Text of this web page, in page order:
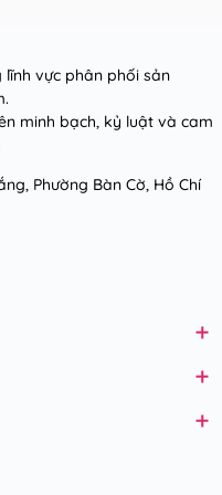
vực phân phối sản
minh bạch, kỷ luật và cam
Phường Bàn Cờ, Hồ Chí